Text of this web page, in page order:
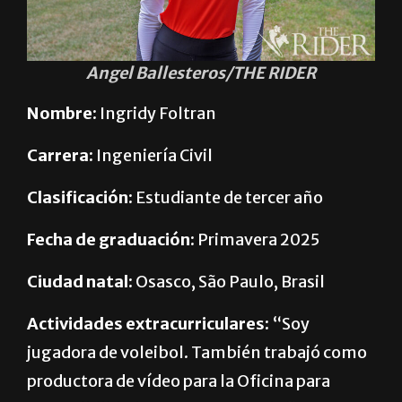
Angel Ballesteros/THE RIDER
Nombre: Ingridy Foltran
Carrera: Ingeniería Civil
Clasificación: Estudiante de tercer año
Fecha de graduación: Primavera 2025
Ciudad natal: Osasco, São Paulo, Brasil
Actividades extracurriculares: “Soy
jugadora de voleibol. También trabajó como
productora de vídeo para la Oficina para